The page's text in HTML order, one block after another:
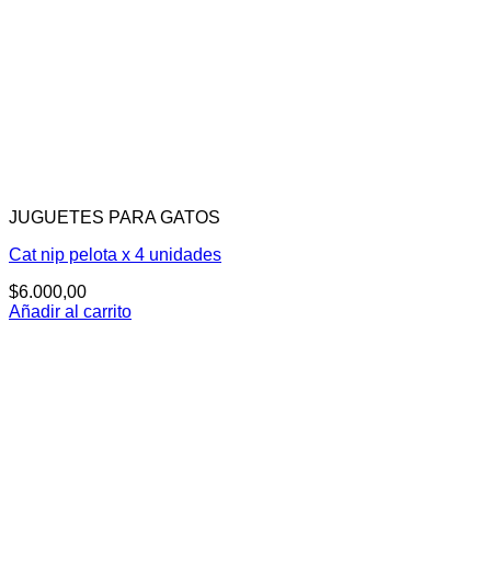
JUGUETES PARA GATOS
Cat nip pelota x 4 unidades
$6.000,00
Añadir al carrito